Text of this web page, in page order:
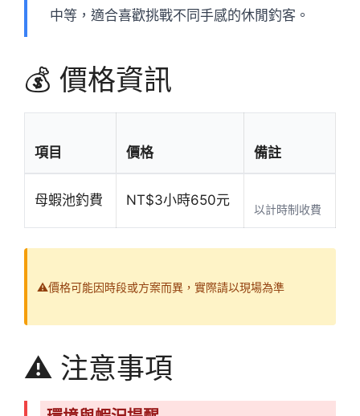
中等，適合喜歡挑戰不同手感的休閒釣客。
💰 價格資訊
項目 價格 備註
母蝦池釣費 NT$3小時650元
以計時制收費
⚠️價格可能因時段或方案而異，實際請以現場為準
⚠️ 注意事項